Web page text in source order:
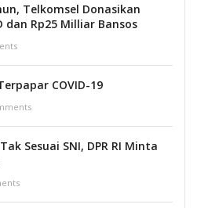
Telkomsel Donasikan
dan Rp25 Milliar Bansos
COVID-19
Sesuai SNI, DPR RI Minta